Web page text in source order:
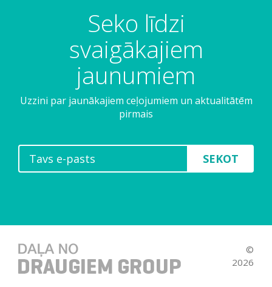
Seko līdzi
svaigākajiem
jaunumiem
Uzzini par jaunākajiem ceļojumiem un aktualitātēm
pirmais
SEKOT
©
2026